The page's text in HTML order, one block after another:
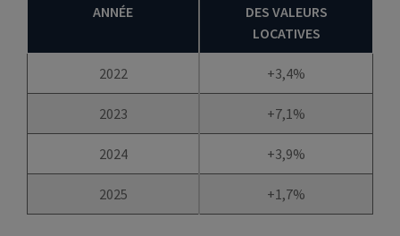
ANNÉE
DES VALEURS
LOCATIVES
2022 +3,4%
2023 +7,1%
2024 +3,9%
2025 +1,7%